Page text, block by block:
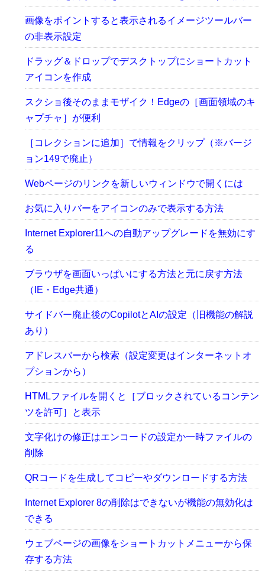
画像をポイントすると表示されるイメージツールバー
の非表示設定
ドラッグ＆ドロップでデスクトップにショートカット
アイコンを作成
スクショ後そのままモザイク！Edgeの［画面領域のキ
ャプチャ］が便利
［コレクションに追加］で情報をクリップ（※バージ
ョン149で廃止）
Webページのリンクを新しいウィンドウで開くには
お気に入りバーをアイコンのみで表示する方法
Internet Explorer11への自動アップグレードを無効にす
る
ブラウザを画面いっぱいにする方法と元に戻す方法
（IE・Edge共通）
サイドバー廃止後のCopilotとAIの設定（旧機能の解説
あり）
アドレスバーから検索（設定変更はインターネットオ
プションから）
HTMLファイルを開くと［ブロックされているコンテン
ツを許可］と表示
文字化けの修正はエンコードの設定か一時ファイルの
削除
QRコードを生成してコピーやダウンロードする方法
Internet Explorer 8の削除はできないが機能の無効化は
できる
ウェブページの画像をショートカットメニューから保
存する方法